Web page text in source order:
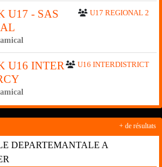
U17 REGIONAL 2
U17 - SAS
U16 INTERDISTRICT
U16 INTER
DEPARTEMANTALE A
+ de résultats